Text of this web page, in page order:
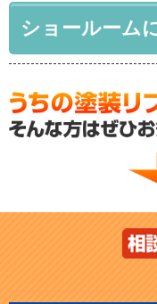
ショールーム